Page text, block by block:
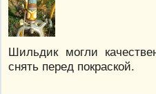
Шильдик могли
снять перед покраской.